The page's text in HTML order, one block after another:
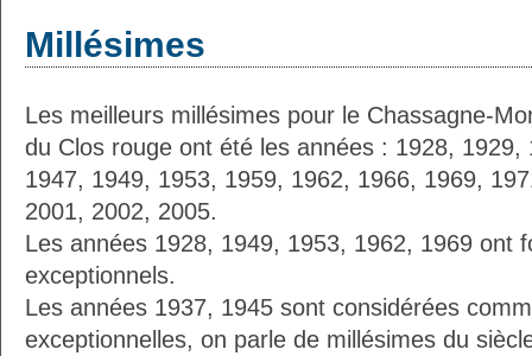
Millésimes
Les meilleurs millésimes pour le Chassagne-
du Clos rouge ont été les années : 1928,
1947, 1949, 1953, 1959, 1962, 1966, 1969,
2001, 2002, 2005.
Les années 1928, 1949, 1953, 1962, 1969 ont
exceptionnels.
Les années 1937, 1945 sont considérées
exceptionnelles, on parle de millésimes du